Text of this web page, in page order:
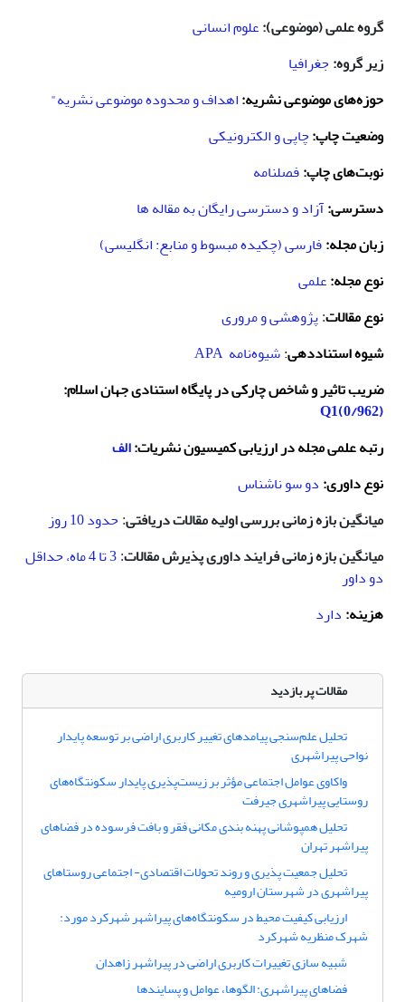
گروه علمی (موضوعی):علوم انسانی
زیر گروه:جغرافیا
حوزه‌های موضوعی نشریه:اهداف و محدوده موضوعی نشریه"
وضعیت چاپ:چاپی و الکترونیکی
نوبت‌های چاپ:فصلنامه
دسترسی:آزاد و دسترسی رایگان به مقاله ها
زبان مجله:فارسی (چکیده مبسوط و منابع: انگلیسی)
نوع مجله:علمی
نوع مقالات: پژوهشی و مروری
شیوه استناددهی:شیوه‌نامه APA
ضریب تاثیر و شاخص چارکی در پایگاه استنادی جهان اسلام:
Q1(0/962)
رتبه علمی مجله در ارزیابی کمیسیون نشریات:الف
نوع داوری: دو سو ناشناس
میانگین بازه زمانی بررسی اولیه مقالات دریافتی: حدود 10 روز
میانگین بازه زمانی فرایند داوری پذیرش مقالات:
3 تا 4 ماه، حداقل
دو داور
هزینه: دارد
مقالات پر بازدید
تحلیل علم‌سنجی پیامدهای تغییر کاربری اراضی بر توسعه پایدار
نواحی پیراشهری
واکاوی عوامل اجتماعی مؤثر بر زیست‌پذیری پایدار سکونتگاه‌های
روستایی پیراشهری جیرفت
تحلیل همپوشانی پهنه بندی مکانی فقر و بافت فرسوده در فضاهای
پیراشهر تهران
تحلیل جمعیت پذیری و روند تحولات اقتصادی- اجتماعی روستاهای
پیراشهری در شهرستان ارومیه
ارزیابی کیفیت محیط در سکونتگاه‌های پیراشهر شهرکرد مورد:
شهرک منظریه شهرکرد
شبیه سازی تغییرات کاربری اراضی در پیراشهر زاهدان
فضاهای پیراشهری: الگوها، عوامل و پسایندها